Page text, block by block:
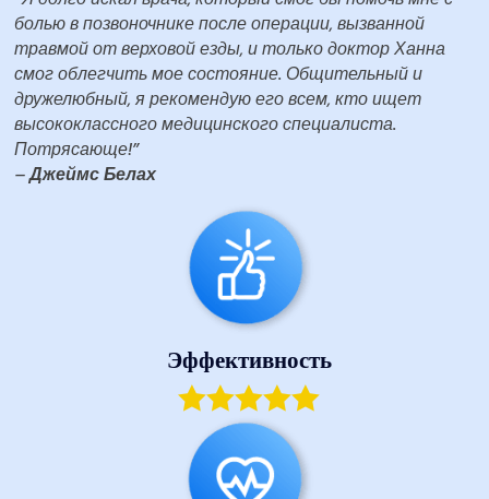
болью в позвоночнике после операции, вызванной
травмой от верховой езды, и только доктор Ханна
смог облегчить мое состояние. Общительный и
дружелюбный, я рекомендую его всем, кто ищет
высококлассного медицинского специалиста.
Потрясающе!”
–Джеймс Белах
Эффективность